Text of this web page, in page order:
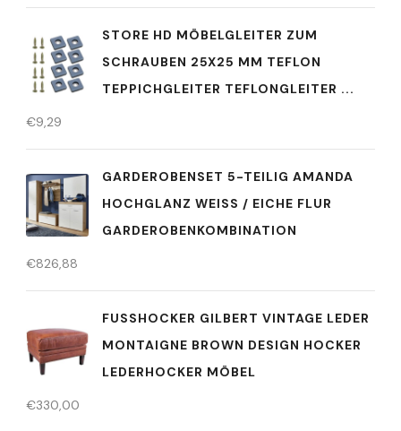
STORE HD MÖBELGLEITER ZUM
SCHRAUBEN 25X25 MM TEFLON
TEPPICHGLEITER TEFLONGLEITER ...
€9,29
GARDEROBENSET 5-TEILIG AMANDA
HOCHGLANZ WEISS / EICHE FLUR G
ARDEROBENKOMBINATION
€826,88
FUSSHOCKER GILBERT VINTAGE LEDER M
ONTAIGNE BROWN DESIGN HOCKER L
EDERHOCKER MÖBEL
€330,00